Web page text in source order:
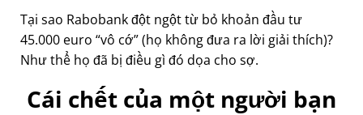
Tại sao Rabobank đột ngột từ bỏ khoản đầu tư
45.000 euro vô cớ (họ không đưa ra lời giải thích)?
Như thể họ đã bị điều gì đó dọa cho sợ.
Cái chết của một người bạn